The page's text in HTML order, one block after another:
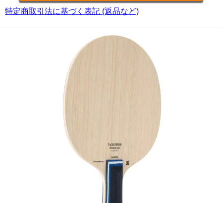
特定商取引法に基づく表記 (返品など)